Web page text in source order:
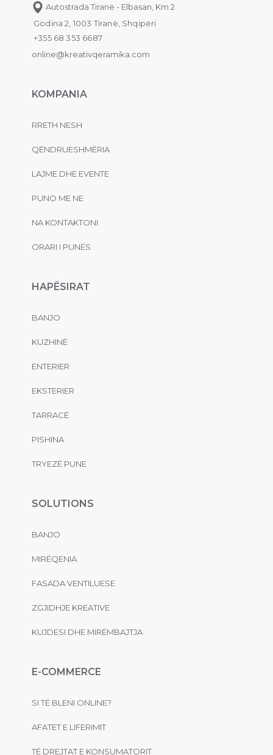
Autostrada Tiranë - Elbasan, Km 2
Godina 2, 1003 Tiranë, Shqipëri
+355 68 353 6687
online@kreativqeramika.com
KOMPANIA
RRETH NESH
QËNDRUESHMËRIA
LAJME DHE EVENTE
PUNO ME NE
NA KONTAKTONI
ORARI I PUNËS
HAPËSIRAT
BANJO
KUZHINË
ENTERIER
EKSTERIER
TARRACË
PISHINA
TRYEZË PUNE
SOLUTIONS
BANJO
MIRËQENIA
FASADA VENTILUESE
ZGJIDHJE KREATIVE
KUJDESI DHE MIRËMBAJTJA
E-COMMERCE
SI TË BLENI ONLINE?
AFATET E LIFERIMIT
TË DREJTAT E KONSUMATORIT